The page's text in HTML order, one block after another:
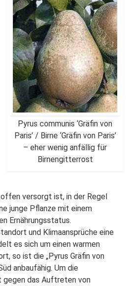
Pyrus communis ‘Gräfin von
Paris’ / Birne ‘Gräfin von Paris’
– eher wenig anfällig für
Birnengitterrost
versorgt ist, in der Regel
junge Pflanze mit einem
Ernährungsstatus.
und Klimaansprüche eine
es sich um einen warmen
so ist die „Pyrus Gräfin von
anbaufähig. Um die
gegen das Auftreten von